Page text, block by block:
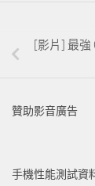
[影片] 最強
贊助影音廣告
手機性能測試資